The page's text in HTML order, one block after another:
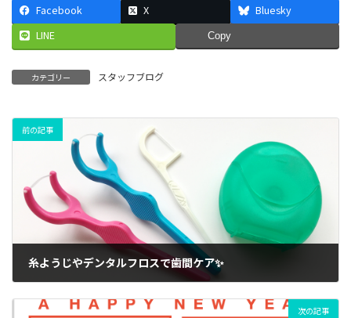
Facebook X
Bluesky
LINE
Copy
カテゴリー スタッフブログ
前の記事
糸ようじやデンタルフロスで歯間ケア✨
次の記事